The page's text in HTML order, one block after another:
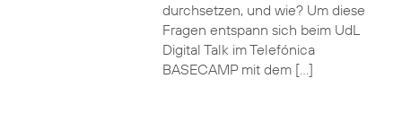
durchsetzen, und wie? Um diese
Fragen entspann sich beim UdL
Digital Talk im Telefónica
BASECAMP mit dem […]